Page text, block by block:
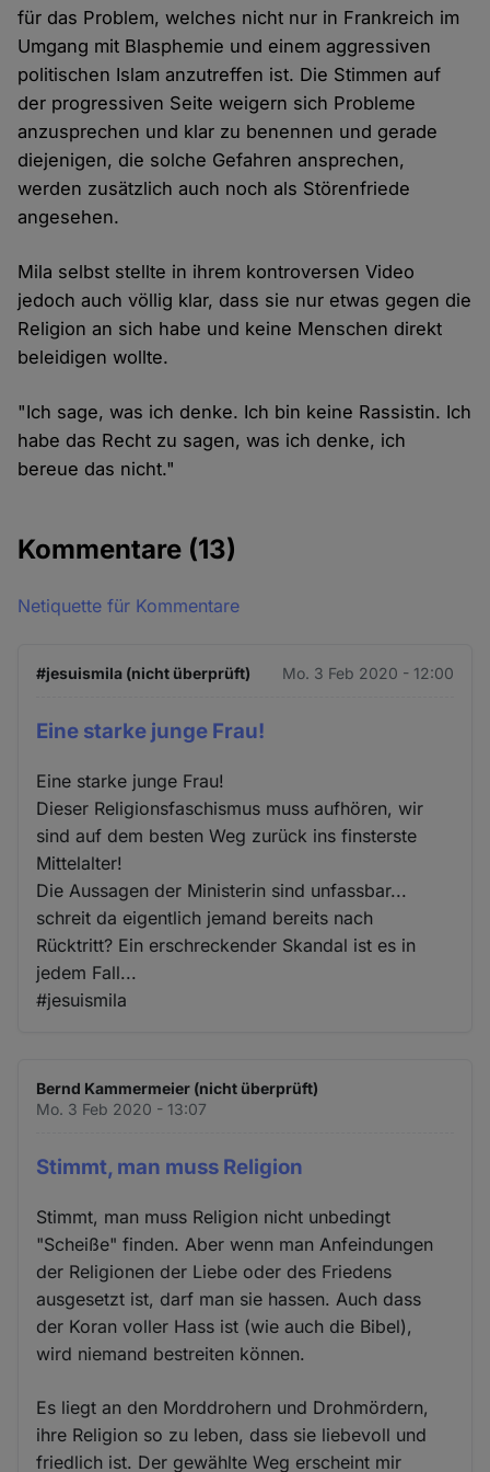
für das Problem, welches nicht nur in Frankreich im
Umgang mit Blasphemie und einem aggressiven
politischen Islam anzutreffen ist. Die Stimmen auf
der progressiven Seite weigern sich Probleme
anzusprechen und klar zu benennen und gerade
diejenigen, die solche Gefahren ansprechen,
werden zusätzlich auch noch als Störenfriede
angesehen.
Mila selbst stellte in ihrem kontroversen Video
jedoch auch völlig klar, dass sie nur etwas gegen die
Religion an sich habe und keine Menschen direkt
beleidigen wollte.
"Ich sage, was ich denke. Ich bin keine Rassistin. Ich
habe das Recht zu sagen, was ich denke, ich
bereue das nicht."
Kommentare (13)
Netiquette für Kommentare
#jesuismila (nicht überprüft) Mo. 3 Feb 2020 - 12:00
Eine starke junge Frau!
Eine starke junge Frau!
Dieser Religionsfaschismus muss aufhören, wir
sind auf dem besten Weg zurück ins finsterste
Mittelalter!
Die Aussagen der Ministerin sind unfassbar...
schreit da eigentlich jemand bereits nach
Rücktritt? Ein erschreckender Skandal ist es in
jedem Fall...
#jesuismila
Bernd Kammermeier (nicht überprüft)
Mo. 3 Feb 2020 - 13:07
Stimmt, man muss Religion
Stimmt, man muss Religion nicht unbedingt
"Scheiße" finden. Aber wenn man Anfeindungen
der Religionen der Liebe oder des Friedens
ausgesetzt ist, darf man sie hassen. Auch dass
der Koran voller Hass ist (wie auch die Bibel),
wird niemand bestreiten können.
Es liegt an den Morddrohern und Drohmördern,
ihre Religion so zu leben, dass sie liebevoll und
friedlich ist. Der gewählte Weg erscheint mir